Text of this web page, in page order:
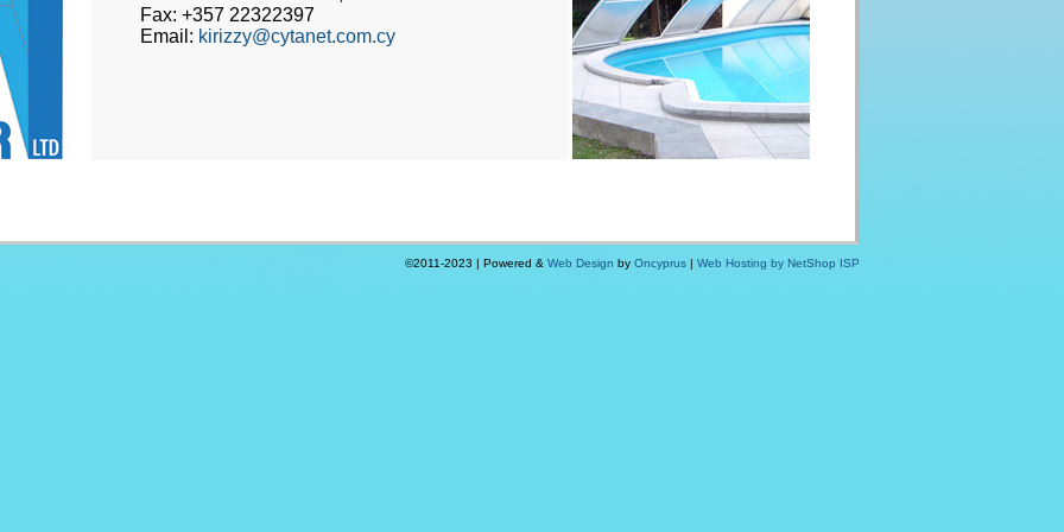
Fax: +357 22322397
Email: kirizzy@cytanet.com.cy
©2011-2023 | Powered & Web Design by Oncyprus | Web Hosting by NetShop ISP